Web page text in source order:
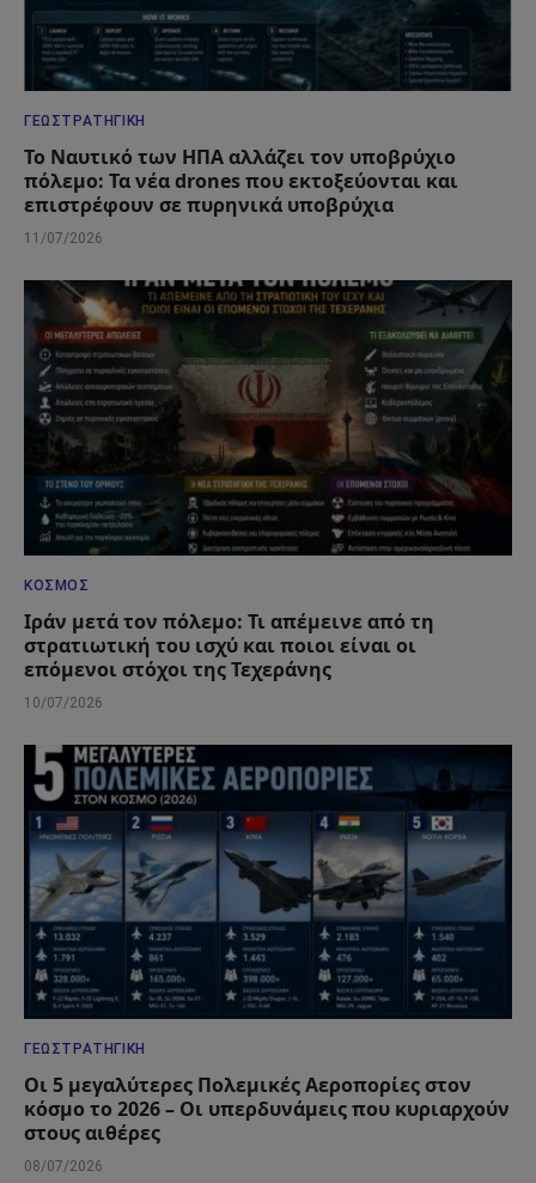
ΓΕΩΣΤΡΑΤΗΓΙΚΉ
Το Ναυτικό των ΗΠΑ αλλάζει τον υποβρύχιο
πόλεμο: Τα νέα drones που εκτοξεύονται και
επιστρέφουν σε πυρηνικά υποβρύχια
11/07/2026
ΚΌΣΜΟΣ
Ιράν μετά τον πόλεμο: Τι απέμεινε από τη
στρατιωτική του ισχύ και ποιοι είναι οι
επόμενοι στόχοι της Τεχεράνης
10/07/2026
ΓΕΩΣΤΡΑΤΗΓΙΚΉ
Οι 5 μεγαλύτερες Πολεμικές Αεροπορίες στον
κόσμο το 2026 – Οι υπερδυνάμεις που κυριαρχούν
στους αιθέρες
08/07/2026